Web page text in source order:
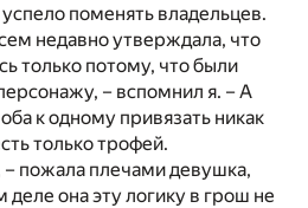
поменять владельцев.
недавно утверждала, что
только потому, что были
– вспомнил я. – А
к одному привязать никак
только трофей.
– пожала плечами девушка,
деле она эту логику в грош не